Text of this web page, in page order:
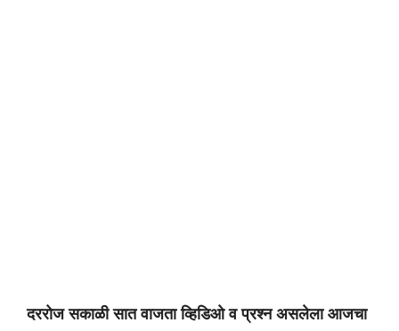
दररोज सकाळी सात वाजता व्हिडिओ व प्रश्न असलेला आजचा